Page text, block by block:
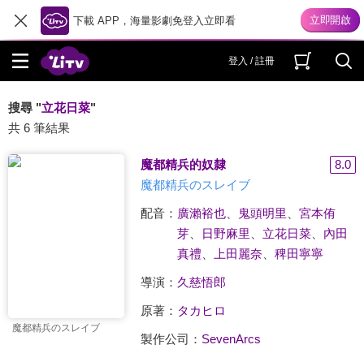
下載 APP，海量影劇免登入立即看
登入 / 註冊
搜尋 "立花日菜"
共 6 筆結果
魔都精兵のスレイブ
魔都精兵的奴隸
8.0
魔都精兵のスレイブ
配音： 廣瀨裕也、 鬼頭明里
宮本侑
芽、 日野麻里 立花日菜、 內田
真禮
上田麗奈 稗田寧寧
導演： 久慈悟郎
原著： タカヒロ
製作公司： SevenArcs